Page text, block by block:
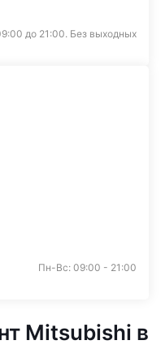
до 21:00. Без выходных
Пн-Вс: 09:00 - 21:00
Mitsubishi в